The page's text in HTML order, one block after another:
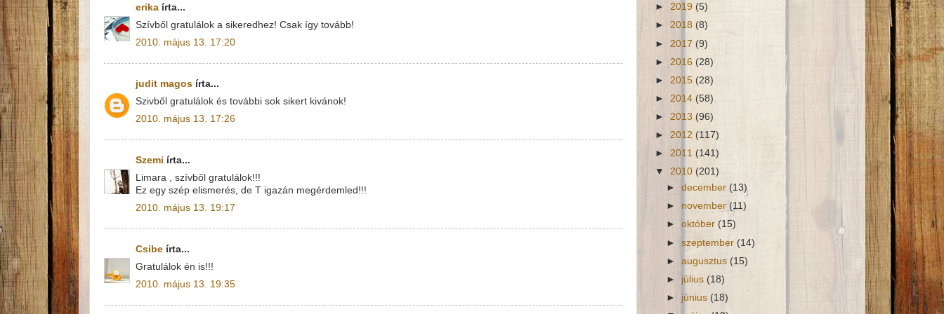
erika írta...
Szívből gratulálok a sikeredhez! Csak így tovább!
2010. május 13. 17:20
judit magos írta...
Szivből gratulálok és további sok sikert kivánok!
2010. május 13. 17:26
Szemi írta...
Limara , szívből gratulálok!!!
Ez egy szép elismerés, de T igazán megérdemled!!!
2010. május 13. 19:17
Csibe írta...
Gratulálok én is!!!
2010. május 13. 19:35
► 2019 (5)
► 2018 (8)
► 2017 (9)
► 2016 (28)
► 2015 (28)
► 2014 (58)
► 2013 (96)
► 2012 (117)
► 2011 (141)
▼ 2010 (201)
►december (13)
► november (11)
►október (15)
►szeptember (14)
►augusztus (15)
► július (18)
► június (18)